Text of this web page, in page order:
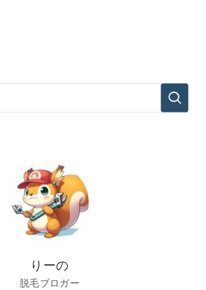
りーの
脱毛ブロガー